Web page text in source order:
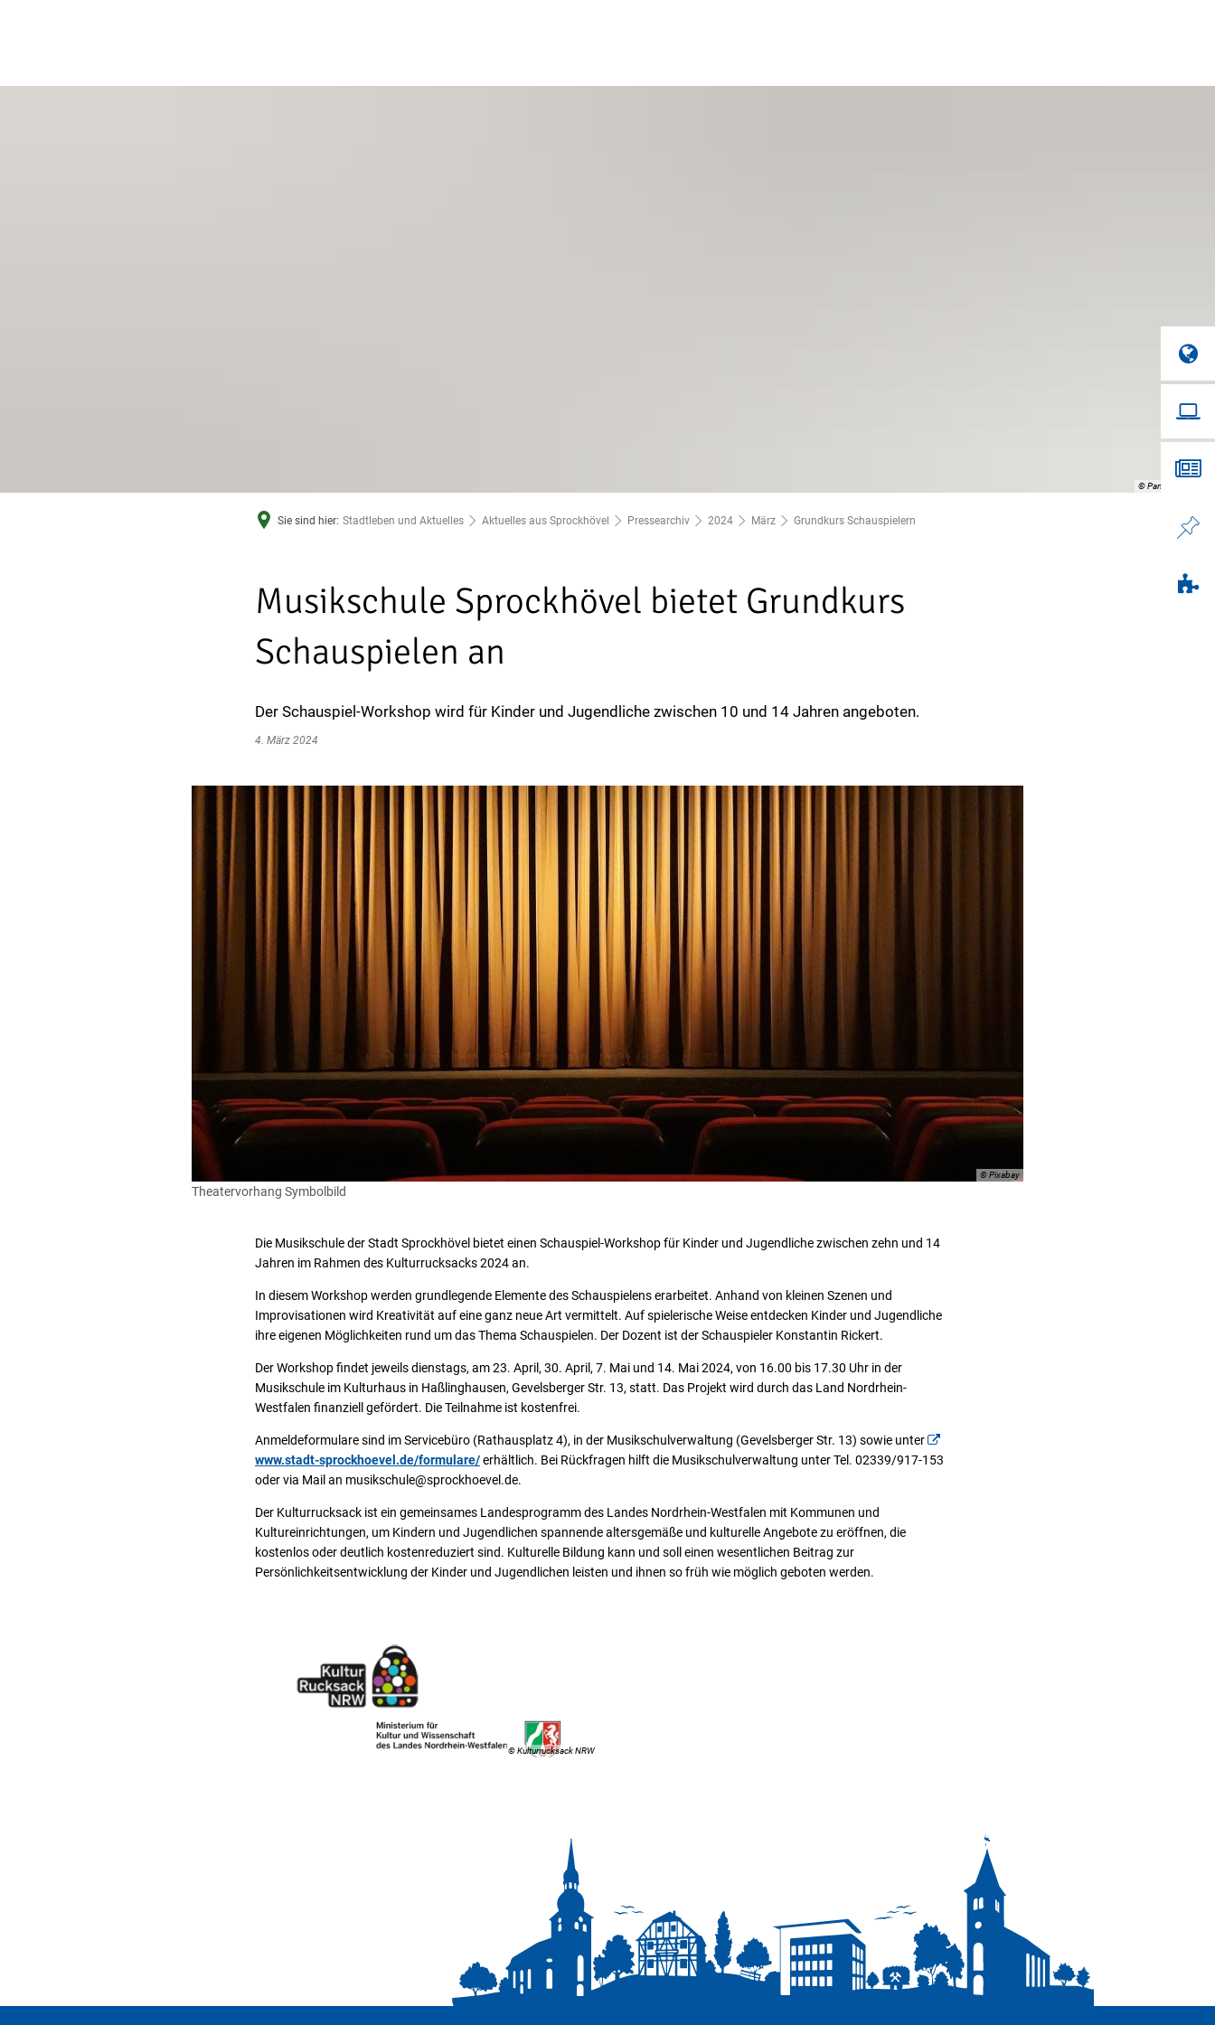
© PantherMedia /
Sie sind hier: Stadtleben und Aktuelles Aktuelles aus Sprockhövel Pressearchiv 2024 März Grundkurs Schauspielern
Musikschule Sprockhövel bietet Grundkurs
Schauspielen an
Der Schauspiel-Workshop wird für Kinder und Jugendliche zwischen 10 und 14 Jahren angeboten.
4. März 2024
© Pixabay
Theatervorhang Symbolbild
Die Musikschule der Stadt Sprockhövel bietet einen Schauspiel-Workshop für Kinder und Jugendliche zwischen zehn und 14
Jahren im Rahmen des Kulturrucksacks 2024 an.
In diesem Workshop werden grundlegende Elemente des Schauspielens erarbeitet. Anhand von kleinen Szenen und
Improvisationen wird Kreativität auf eine ganz neue Art vermittelt. Auf spielerische Weise entdecken Kinder und Jugendliche
ihre eigenen Möglichkeiten rund um das Thema Schauspielen. Der Dozent ist der Schauspieler Konstantin Rickert.
Der Workshop findet jeweils dienstags, am 23. April, 30. April, 7. Mai und 14. Mai 2024, von 16.00 bis 17.30 Uhr in der
Musikschule im Kulturhaus in Haßlinghausen, Gevelsberger Str. 13, statt. Das Projekt wird durch das Land Nordrhein-
Westfalen finanziell gefördert. Die Teilnahme ist kostenfrei.
Anmeldeformulare sind im Servicebüro (Rathausplatz 4), in der Musikschulverwaltung (Gevelsberger Str. 13) sowie unter
www.stadt-sprockhoevel.de/formulare/erhältlich. Bei Rückfragen hilft die Musikschulverwaltung unter Tel. 02339/917-153
oder via Mail an musikschule@sprockhoevel.de.
Der Kulturrucksack ist ein gemeinsames Landesprogramm des Landes Nordrhein-Westfalen mit Kommunen und
Kultureinrichtungen, um Kindern und Jugendlichen spannende altersgemäße und kulturelle Angebote zu eröffnen, die
kostenlos oder deutlich kostenreduziert sind. Kulturelle Bildung kann und soll einen wesentlichen Beitrag zur
Persönlichkeitsentwicklung der Kinder und Jugendlichen leisten und ihnen so früh wie möglich geboten werden.
© Kulturrucksack NRW